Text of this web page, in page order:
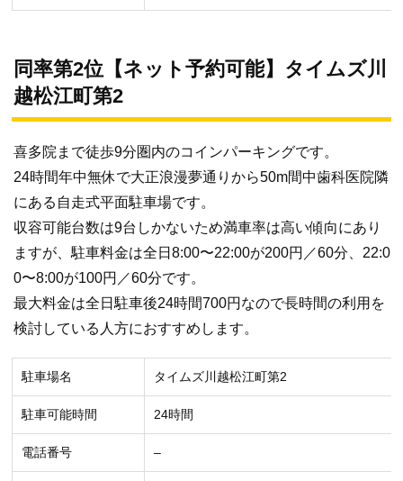
同率第2位【ネット予約可能】タイムズ川
越松江町第2
喜多院まで徒歩9分圏内のコインパーキングです。
24時間年中無休で大正浪漫夢通りから50m間中歯科医院隣
にある自走式平面駐車場です。
収容可能台数は9台しかないため満車率は高い傾向にあり
ますが、駐車料金は全日8:00〜22:00が200円／60分、22:0
0〜8:00が100円／60分です。
最大料金は全日駐車後24時間700円なので長時間の利用を
検討している人方におすすめします。
駐車場名 タイムズ川越松江町第2
駐車可能時間 24時間
電話番号 –